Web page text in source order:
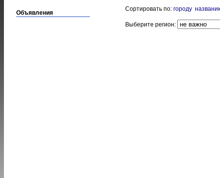
Объявления
Сортировать по: городу
Выберите регион: